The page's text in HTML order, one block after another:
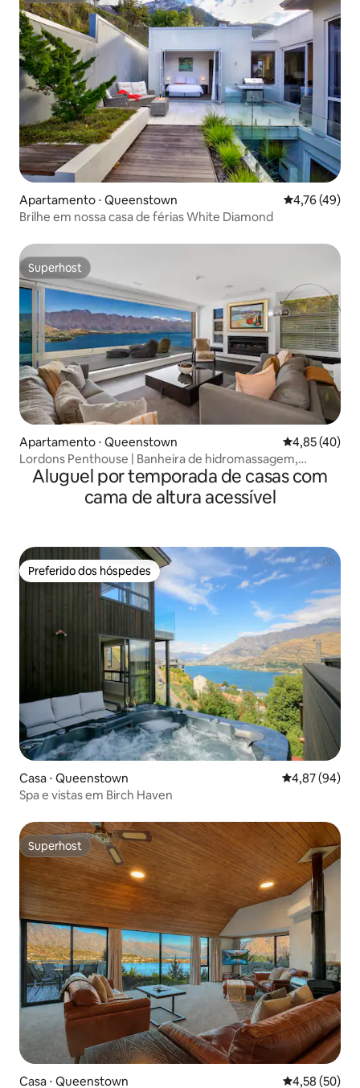
Apartamento ⋅ Queenstown 4,76 de uma
4,76 (49)
Brilhe em nossa casa de férias White Diamond
Superhost
Superhost
Apartamento ⋅ Queenstown 4,85 de uma
4,85 (40)
Lordons Penthouse | Banheira de hidromassagem,
churrasqueira, lareira a gás, ar-condicionado
Aluguel por temporada de casas com
cama de altura acessível
Preferido dos hóspedes
Preferido dos hóspedes
Casa ⋅ Queenstown 4,87 de uma
4,87 (94)
Spa e vistas em Birch Haven
Superhost
Superhost
Casa ⋅ Queenstown 4,58 de uma
4,58 (50)